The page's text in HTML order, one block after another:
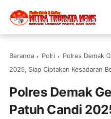
Beranda Polri
Polres Demak
2025, Siap Ciptakan Kesadaran
Polres Demak
Patuh Candi